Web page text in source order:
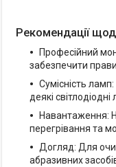
Рекомендації
Професійний
забезпечити
Сумісність
деякі
Навантаження:
перегрівання та
Догляд: Для
абразивних